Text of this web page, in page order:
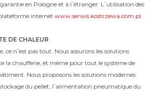
en Pologne et à l᾿étranger. L᾿utilisation des
internet www.serwis.kostrzewa.com.pl.
DE CHALEUR
ce n᾿est pas tout. Nous assurons les solutions
la chaufferie, et même pour tout le système de
Nous proposons les solutions modernes
du pellet, l᾿alimentation pneumatique du